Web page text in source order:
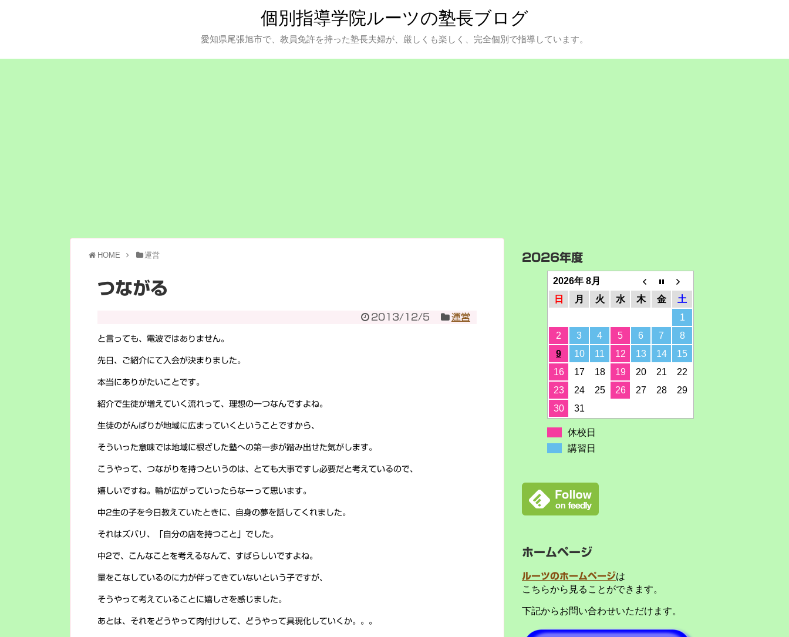
個別指導学院ルーツの塾長ブログ
愛知県尾張旭市で、教員免許を持った塾長夫婦が、厳しくも楽しく、完全個別で指導しています。
HOME 運営
つながる
2013/12/5 運営
と言っても、電波ではありません。
先日、ご紹介にて入会が決まりました。
本当にありがたいことです。
紹介で生徒が増えていく流れって、理想の一つなんですよね。
生徒のがんばりが地域に広まっていくということですから、
そういった意味では地域に根ざした塾への第一歩が踏み出せた気がします。
こうやって、つながりを持つというのは、とても大事ですし必要だと考えているので、
嬉しいですね。輪が広がっていったらなーって思います。
中2生の子を今日教えていたときに、自身の夢を話してくれました。
それはズバリ、「自分の店を持つこと」でした。
中2で、こんなことを考えるなんて、すばらしいですよね。
量をこなしているのに力が伴ってきていないという子ですが、
そうやって考えていることに嬉しさを感じました。
あとは、それをどうやって肉付けして、どうやって具現化していくか。。。
2026年度
2026年 8月
日
月 火 水 木 金
土
1
2
3 4 5 6 7
8
9
10 11 12 13 14
15
16
17 18 19 20 21
22
23
24 25 26 27 28
29
30
31
休校日
講習日
ホームページ
ルーツのホームページは
こちらから見ることができます。
下記からお問い合わせいただけます。